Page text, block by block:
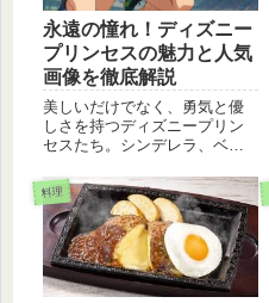
永遠の憧れ！ディズニー
プリンセスの魅力と人気
画像を徹底解説
美しいだけでなく、勇気と優
しさを持つディズニープリン
セスたち。シンデレラ、ベ
リンセスの魅力と画像をたっ
ぷりご紹介します。あなたの
お気に入りのプリンセスを見
つけよう！
料理